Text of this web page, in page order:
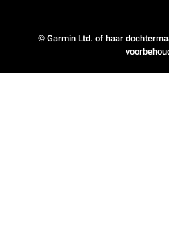
© Garmin Ltd. of haar